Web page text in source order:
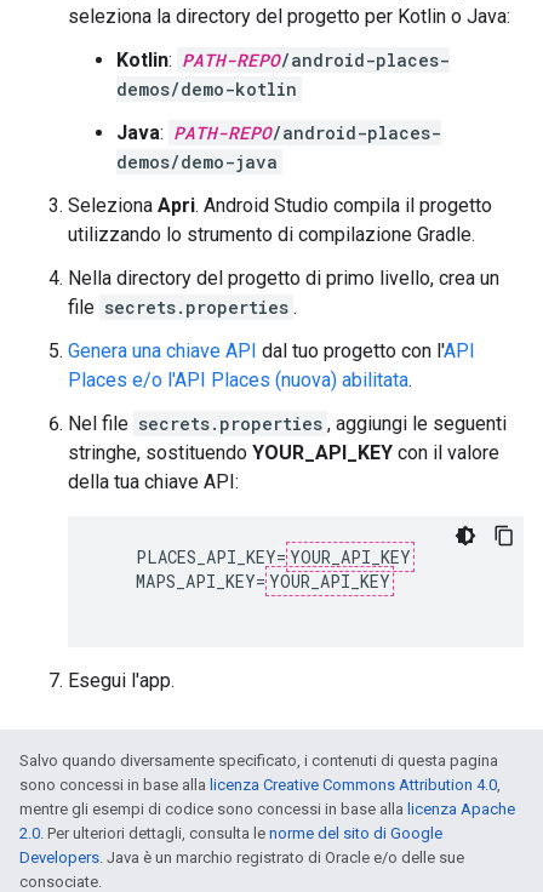
seleziona la directory del progetto per Kotlin o Java:
Kotlin: PATH-REPO/android-places-
demos/demo-kotlin
Java: PATH-REPO/android-places-
demos/demo-java
Seleziona Apri. Android Studio compila il progetto
utilizzando lo strumento di compilazione Gradle.
Nella directory del progetto di primo livello, crea un
file secrets.properties .
Genera una chiave API dal tuo progetto con l'API
Places e/o l'API Places (nuova) abilitata.
Nel file secrets.properties , aggiungi le seguenti
stringhe, sostituendo YOUR_API_KEY con il valore
della tua chiave API:
    PLACES_API_KEY=
YOUR_API_KEY
    MAPS_API_KEY=
YOUR_API_KEY
Esegui l'app.
Salvo quando diversamente specificato, i contenuti di questa pagina
sono concessi in base alla licenza Creative Commons Attribution 4.0,
mentre gli esempi di codice sono concessi in base alla licenza Apache
2.0. Per ulteriori dettagli, consulta le norme del sito di Google
Developers. Java è un marchio registrato di Oracle e/o delle sue
consociate.